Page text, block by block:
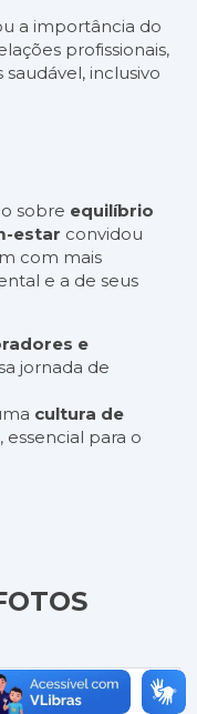
a importância do
profissionais,
inclusivo
sobre equilíbrio
estar convidou
com mais
e a de seus
e
jornada de
cultura de
, essencial para o